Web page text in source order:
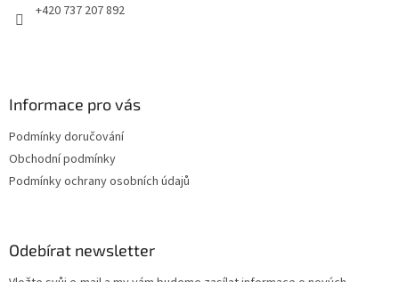
+420 737 207 892
Informace pro vás
Podmínky doručování
Obchodní podmínky
Podmínky ochrany osobních údajů
Odebírat newsletter